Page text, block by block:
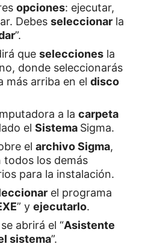
opciones: ejecutar,
Debes seleccionar la
”.
que selecciones la
donde seleccionarás
más arriba en el disco
a la carpeta
el Sistema Sigma.
el archivo Sigma,
todos los demás
para la instalación.
el programa
” y ejecutarlo.
abrirá el “Asistente
sistema”.